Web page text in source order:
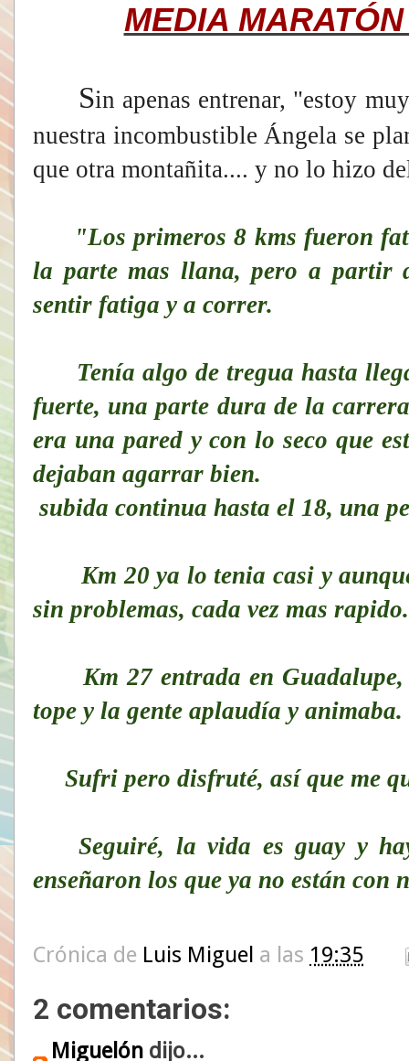
MEDIA
Sin apenas entrenar, "estoy
nuestra incombustible Ángela se
que otra montañita.... y no lo hizo
"Los primeros 8 kms fueron
la parte mas llana, pero a partir
sentir fatiga y a correr.
Tenía algo de tregua hasta
fuerte, una parte dura de la
era una pared y con lo seco que
dejaban agarrar bien.
subida continua hasta el 18, una
Km 20 ya lo tenia casi y
sin problemas, cada vez mas rapido.
Km 27 entrada en Guadalupe,
tope y la gente aplaudía y animaba.
Sufri pero disfruté, así que me
Seguiré, la vida es guay y
enseñaron los que ya no están con
Crónica de Luis Miguel a las 19:35
2 comentarios:
Miguelón dijo...